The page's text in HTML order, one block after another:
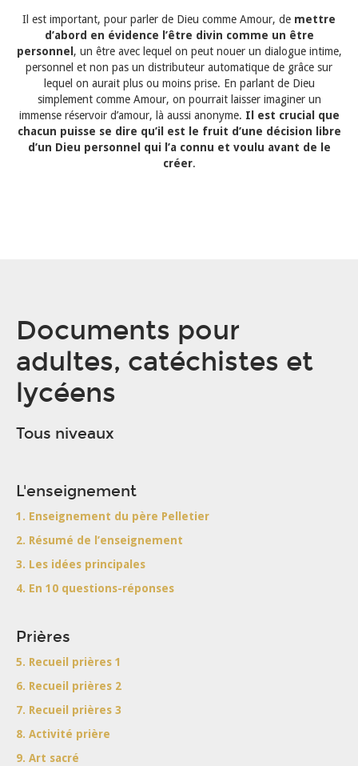
Il est important, pour parler de Dieu comme Amour, de mettre
d’abord en évidence l’être divin comme un être
personnel , un être avec lequel on peut nouer un dialogue intime,
personnel et non pas un distributeur automatique de grâce sur
lequel on aurait plus ou moins prise. En parlant de Dieu
simplement comme Amour, on pourrait laisser imaginer un
immense réservoir d’amour, là aussi anonyme. Il est crucial que
chacun puisse se dire qu’il est le fruit d’une décision libre
d’un Dieu personnel qui l’a connu et voulu avant de le
créer.
Documents pour
adultes, catéchistes et
lycéens
Tous niveaux
L'enseignement
1. Enseignement du père Pelletier
2. Résumé de l’enseignement
3. Les idées principales
4. En 10 questions-réponses
Prières
5. Recueil prières 1
6. Recueil prières 2
7. Recueil prières 3
8. Activité prière
9. Art sacré